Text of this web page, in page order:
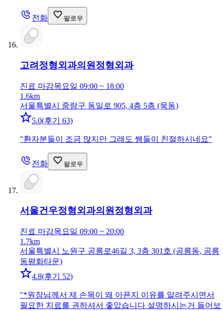
전화 팔로우
고려정형외과의원 정형외과
진료 마감목요일 09:00 ~ 18:00
1.6km
서울특별시 중랑구 동일로 905, 4층 5층 (묵동)
5.0(후기 63)
"환자분들이 조금 많지만 그래도 쌤들이 친절하시네요"
전화 팔로우
서울건우정형외과의원정형외과
진료 마감목요일 09:00 ~ 20:00
1.7km
서울특별시 노원구 공릉로46길 3, 3층 301호 (공릉동, 공릉
동평화타운)
4.8(후기 52)
"*원장님께서 제 손목이 왜 아픈지 이유를 알려주시면서
필요한 치료를 권하셔서 좋았습니다 설명하시는거 들어보